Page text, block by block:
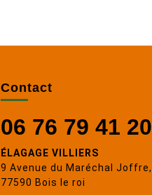
Contact
06 76 79 41 20
ÉLAGAGE VILLIERS
9 Avenue du Maréchal Joffre,
77590 Bois le roi